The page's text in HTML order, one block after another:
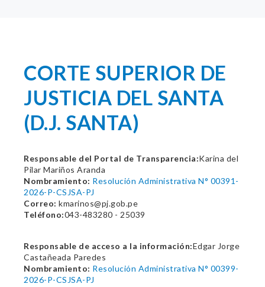
CORTE SUPERIOR DE
JUSTICIA DEL SANTA
(D.J. SANTA)
Responsable del Portal de Transparencia:Karina del
Pilar Mariños Aranda
Nombramiento: Resolución Administrativa N° 00391-
2026-P-CSJSA-PJ
Correo: kmarinos@pj.gob.pe
Teléfono:043-483280 - 25039
Responsable de acceso a la información:Edgar Jorge
Castañeada Paredes
Nombramiento: Resolución Administrativa N° 00399-
2026-P-CSJSA-PJ